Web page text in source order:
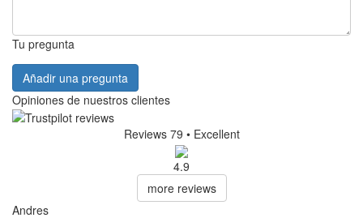
Tu pregunta
Añadir una pregunta
Opiniones de nuestros clientes
Reviews 79 • Excellent
4.9
more reviews
Andres